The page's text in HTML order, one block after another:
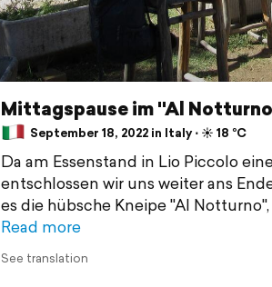
Mittagspause im "Al
September 18, 2022 in Italy ⋅ ☀️ 18 °C
Da am Essenstand in Lio Piccolo
entschlossen wir uns weiter ans
es die hübsche Kneipe "Al
Read more
See translation